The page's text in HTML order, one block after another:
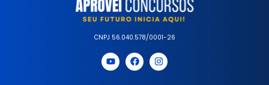
CNPJ 56.040.578/0001-26